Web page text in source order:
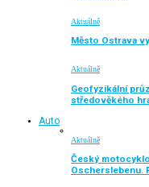
Aktuálně
Město Ostrava
Aktuálně
Geofyzikální
středověkého
Auto
Aktuálně
Český
Oscherslebenu.